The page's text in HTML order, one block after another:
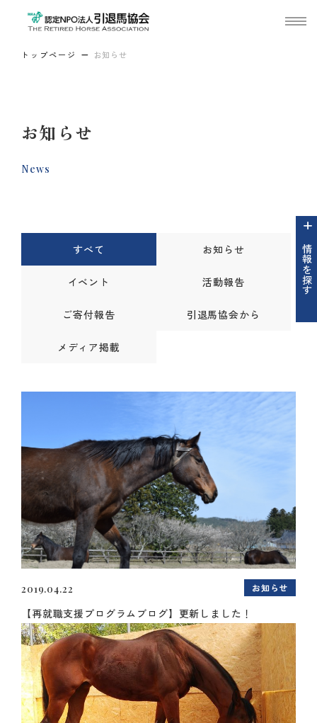
トップページ お知らせ
お知らせ
News
情報を探す
すべて お知らせ
イベント 活動報告
ご寄付報告 引退馬協会から
メディア掲載
2019.04.22 お知らせ
【再就職支援プログラムブログ】更新しました！